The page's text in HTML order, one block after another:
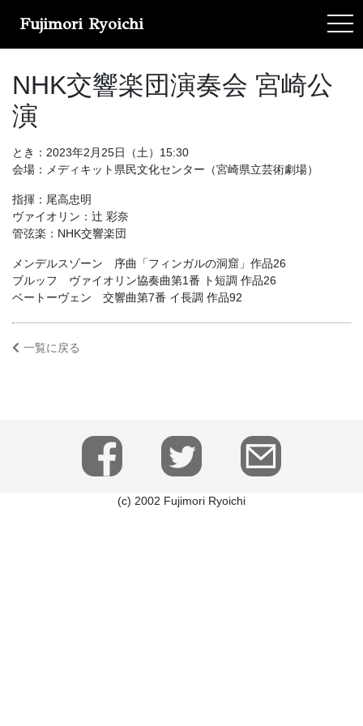
Fujimori Ryoichi
NHK交響楽団演奏会 宮崎公
演
とき：2023年2月25日（土）15:30
会場：メディキット県民文化センター（宮崎県立芸術劇場）
指揮：尾高忠明
ヴァイオリン：辻 彩奈
管弦楽：NHK交響楽団
メンデルスゾーン 序曲「フィンガルの洞窟」作品26
ブルッフ ヴァイオリン協奏曲第1番 ト短調 作品26
ベートーヴェン 交響曲第7番 イ長調 作品92
一覧に戻る
(c) 2002 Fujimori Ryoichi